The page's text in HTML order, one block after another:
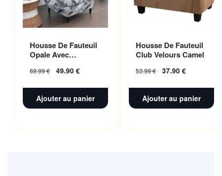
Housse De Fauteuil
Opale Avec
Extensible |
69.99€ 49.90 €
Ajouter au panier
Housse De Fauteuil
Club Velours Camel
53.99€ 37.90 €
Ajouter au panier